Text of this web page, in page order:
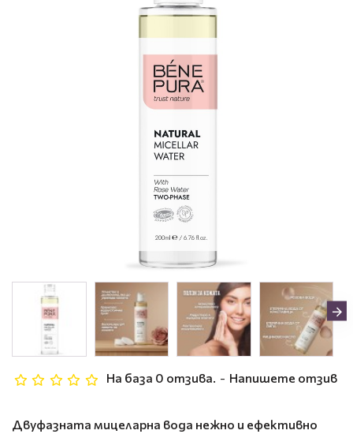
Двуфазната мицеларна вода нежно и ефективно
На база 0 отзива. - Напишете отзив